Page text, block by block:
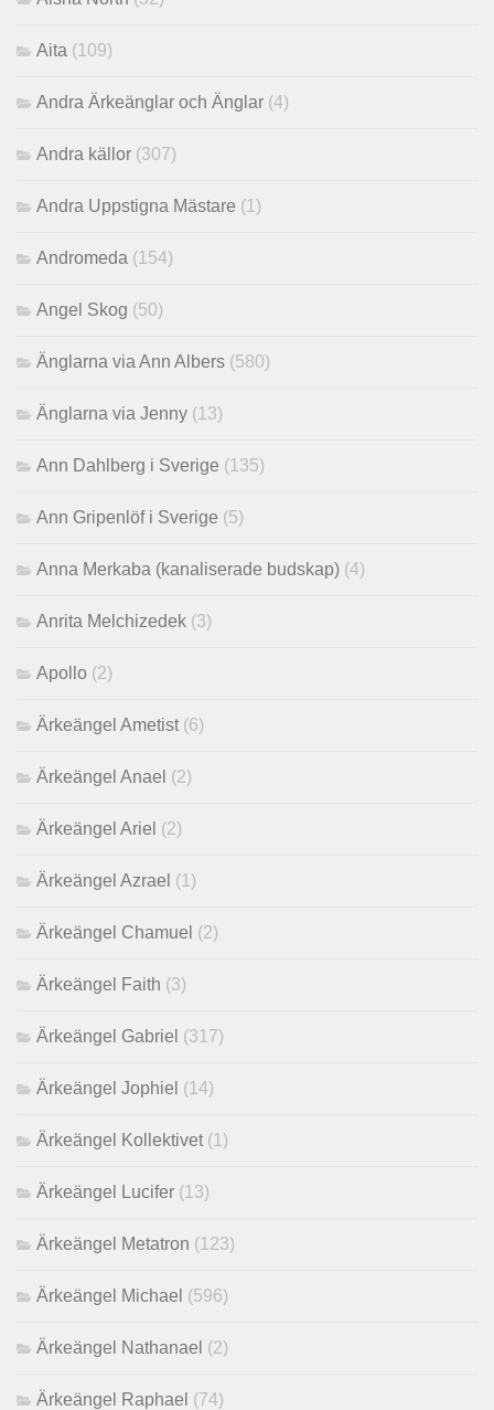
Aita (109)
Andra Ärkeänglar och Änglar (4)
Andra källor (307)
Andra Uppstigna Mästare (1)
Andromeda (154)
Angel Skog (50)
Änglarna via Ann Albers (580)
Änglarna via Jenny (13)
Ann Dahlberg i Sverige (135)
Ann Gripenlöf i Sverige (5)
Anna Merkaba (kanaliserade budskap) (4)
Anrita Melchizedek (3)
Apollo (2)
Ärkeängel Ametist (6)
Ärkeängel Anael (2)
Ärkeängel Ariel (2)
Ärkeängel Azrael (1)
Ärkeängel Chamuel (2)
Ärkeängel Faith (3)
Ärkeängel Gabriel (317)
Ärkeängel Jophiel (14)
Ärkeängel Kollektivet (1)
Ärkeängel Lucifer (13)
Ärkeängel Metatron (123)
Ärkeängel Michael (596)
Ärkeängel Nathanael (2)
Ärkeängel Raphael (74)